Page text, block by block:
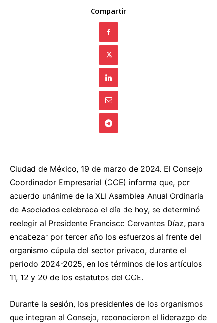
Compartir
Ciudad de México, 19 de marzo de 2024. El Consejo
Coordinador Empresarial (CCE) informa que, por
acuerdo unánime de la XLI Asamblea Anual Ordinaria
de Asociados celebrada el día de hoy, se determinó
reelegir al Presidente Francisco Cervantes Díaz, para
encabezar por tercer año los esfuerzos al frente del
organismo cúpula del sector privado, durante el
periodo 2024-2025, en los términos de los artículos
11, 12 y 20 de los estatutos del CCE.
Durante la sesión, los presidentes de los organismos
que integran al Consejo, reconocieron el liderazgo de